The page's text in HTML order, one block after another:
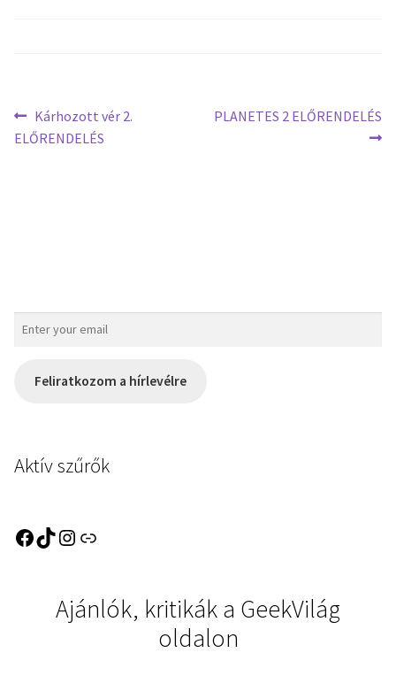
Kárhozott vér 2.
ELŐRENDELÉS
PLANETES 2 ELŐRENDELÉS
Feliratkozom a hírlevélre
Aktív szűrők
Ajánlók, kritikák a GeekVilág
oldalon